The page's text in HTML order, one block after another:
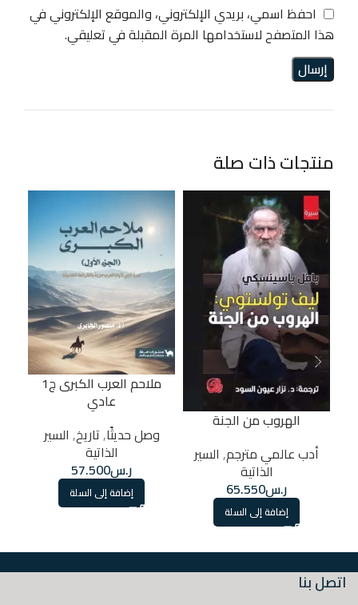
احفظ اسمي، بريدي الإلكتروني، والموقع الإلكتروني في
هذا المتصفح لاستخدامها المرة المقبلة في تعليقي.
منتجات ذات صلة
الهروب من الجنة
أدب عالمي مترجم, السير
الذاتية
ر.س65.550
إضافة إلى السلة
ملاحم العرب الكبرى ج1
عادي
وصل حديثًا,تاريخ, السير
الذاتية
ر.س57.500
إضافة إلى السلة
اتصل بنا